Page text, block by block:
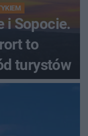
i Sopocie.
to
turystów